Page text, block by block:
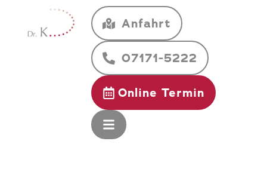
Anfahrt
07171-5222
Online Termin